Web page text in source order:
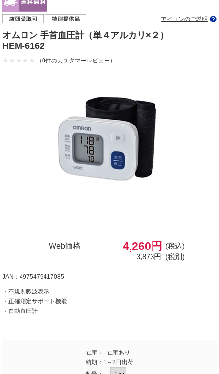
アイコンのご説明
オムロン 手首血圧計（単４アルカリ×２）
HEM-6162
（0件のカスタマーレビュー）
Web価格 4,260円
(税込)
3,873円 (税別)
JAN：4975479417085
・不規則脈波表示
・正確測定サポート機能
・自動血圧計
在庫：
在庫あり
納期： 1～2日出荷